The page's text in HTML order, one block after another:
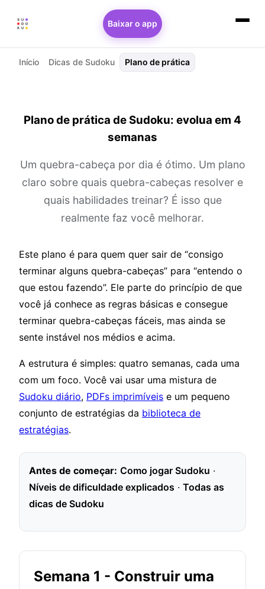
Baixar o app
Início Dicas de Sudoku Plano de prática
Plano de prática de Sudoku: evolua em 4
semanas
Um quebra-cabeça por dia é ótimo. Um plano
claro sobre quais quebra-cabeças resolver e
quais habilidades treinar? É isso que
realmente faz você melhorar.
Este plano é para quem quer sair de “consigo
terminar alguns quebra-cabeças” para “entendo o
que estou fazendo”. Ele parte do princípio de que
você já conhece as regras básicas e consegue
terminar quebra-cabeças fáceis, mas ainda se
sente instável nos médios e acima.
A estrutura é simples: quatro semanas, cada uma
com um foco. Você vai usar uma mistura de
Sudoku diário, PDFs imprimíveis e um pequeno
conjunto de estratégias da biblioteca de
estratégias.
Antes de começar: Como jogar Sudoku ·
Níveis de dificuldade explicados · Todas as
dicas de Sudoku
Semana 1 - Construir uma